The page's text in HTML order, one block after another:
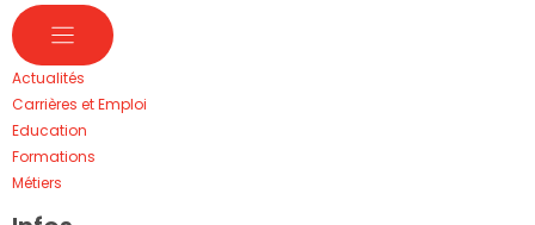
Actualités
Carrières et Emploi
Education
Formations
Métiers